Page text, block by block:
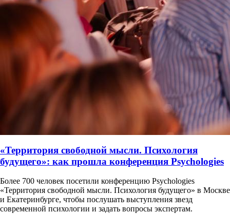
«Территория свободной мысли. Психология
будущего»: как прошла конференция Psychologies
Более 700 человек посетили конференцию Psychologies
«Территория свободной мысли. Психология будущего» в Москве
и Екатеринбурге, чтобы послушать выступления звезд
современной психологии и задать вопросы экспертам.